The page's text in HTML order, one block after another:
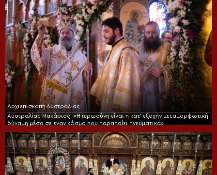
Αρχιεπισκοπή Αυστραλίας
Αυστραλίας Μακάριος: «Η ιερωσύνη είναι η κατ’ εξοχήν μεταμορφωτική
δύναμη μέσα σε έναν κόσμο που παραπαίει πνευματικά»